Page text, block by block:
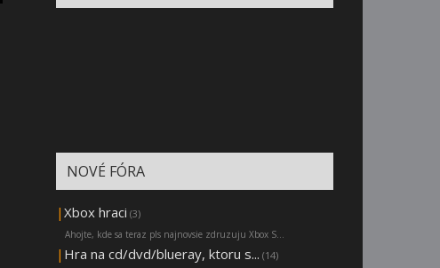
NOVÉ FÓRA
| Xbox hraci (3)
Ahojte, kde sa teraz pls najnovsie zdruzuju Xbox S...
| Hra na cd/dvd/blueray, ktoru s... (14)